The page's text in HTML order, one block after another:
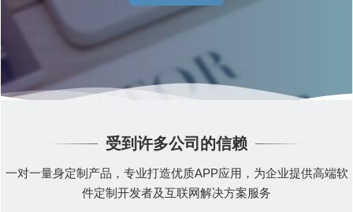
受到许多公司的信赖
一对一量身定制产品，专业打造优质APP应用，为企业提供高端软
件定制开发者及互联网解决方案服务